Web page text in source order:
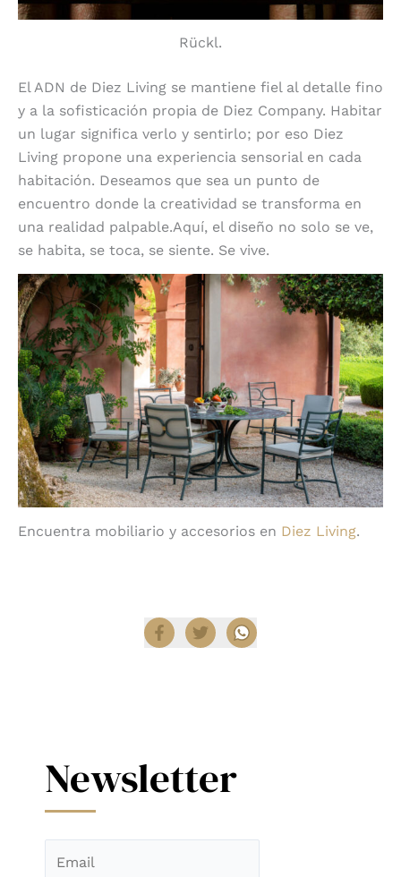
Rückl.
El ADN de Diez Living se mantiene fiel al detalle fino
y a la sofisticación propia de Diez Company. Habitar
un lugar significa verlo y sentirlo; por eso Diez
Living propone una experiencia sensorial en cada
habitación. Deseamos que sea un punto de
encuentro donde la creatividad se transforma en
una realidad palpable.Aquí, el diseño no solo se ve,
se habita, se toca, se siente. Se vive.
Encuentra mobiliario y accesorios en Diez Living.
Newsletter